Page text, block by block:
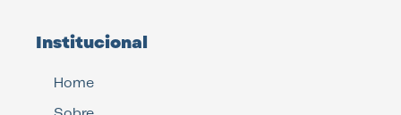
Institucional
Home